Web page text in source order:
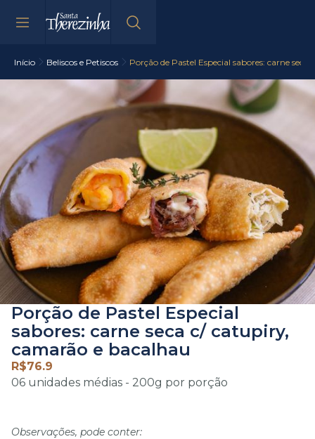
Início Beliscos e Petiscos Porção de Pastel Especial sabores: carne
Porção de Pastel Especial
sabores: carne seca c/ catupiry,
camarão e bacalhau
R$76.9
06 unidades médias - 200g por porção
Observações, pode conter: